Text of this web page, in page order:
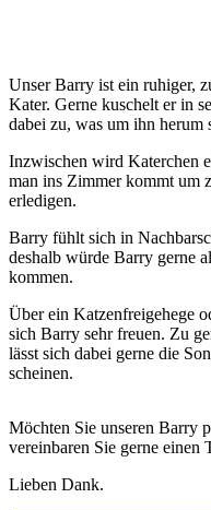
Unser Barry ist ein ruhiger,
Kater. Gerne kuschelt er in
dabei zu, was um ihn herum
Inzwischen wird Katerchen
man ins Zimmer kommt um
erledigen.
Barry fühlt sich in
deshalb würde Barry gerne
kommen.
Über ein Katzenfreigehege
sich Barry sehr freuen. Zu
lässt sich dabei gerne die
scheinen.
Möchten Sie unseren Barry
vereinbaren Sie gerne einen
Lieben Dank.